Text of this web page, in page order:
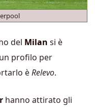
del Milan si è
profilo per
èRelevo.
hanno attirato gli